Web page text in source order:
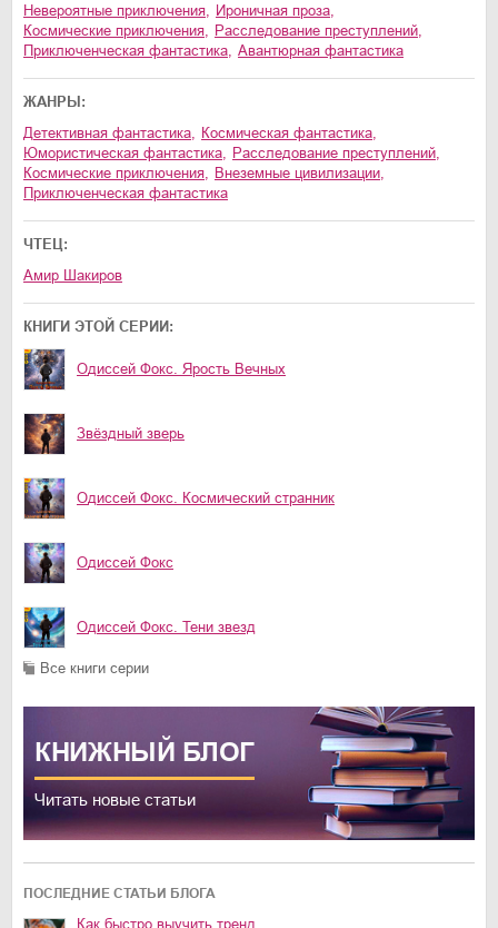
невероятные приключения
ироничная проза
космические приключения
расследование преступлений
приключенческая фантастика
авантюрная фантастика
ЖАНРЫ:
детективная фантастика
космическая фантастика
юмористическая фантастика
расследование преступлений
космические приключения
внеземные цивилизации
приключенческая фантастика
ЧТЕЦ:
Амир Шакиров
КНИГИ ЭТОЙ СЕРИИ:
Одиссей Фокс. Ярость Вечных
Звёздный зверь
Одиссей Фокс. Космический странник
Одиссей Фокс
Одиссей Фокс. Тени звезд
Все книги серии
КНИЖНЫЙ БЛОГ
Читать новые статьи
ПОСЛЕДНИЕ СТАТЬИ БЛОГА
Как быстро выучить тренд